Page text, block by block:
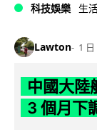
科技娛樂 生
Lawton 1 日
中國大陸
3 個月下